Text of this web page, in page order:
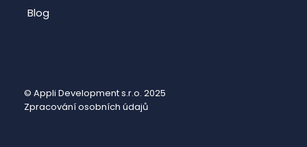
Blog
© Appli Development s.r.o. 2025
Zpracování osobních údajů